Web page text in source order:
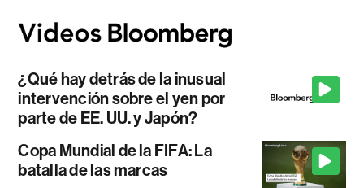
¿Qué hay detrás de la inusual
intervención sobre el yen por
parte de EE. UU. y Japón?
Copa Mundial de la FIFA: La
batalla de las marcas